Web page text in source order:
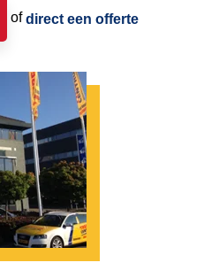
ofdirect een offerte